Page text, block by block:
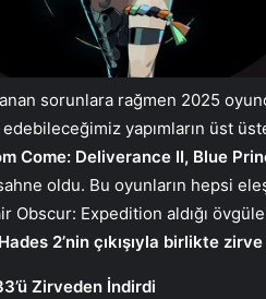
sorunlara rağmen 2025
edebileceğimiz yapımların üst
Come: Deliverance II, Blue
oldu. Bu oyunların hepsi
Obscur: Expedition aldığı
Hades 2’nin çıkışıyla birlikte
Zirveden İndirdi